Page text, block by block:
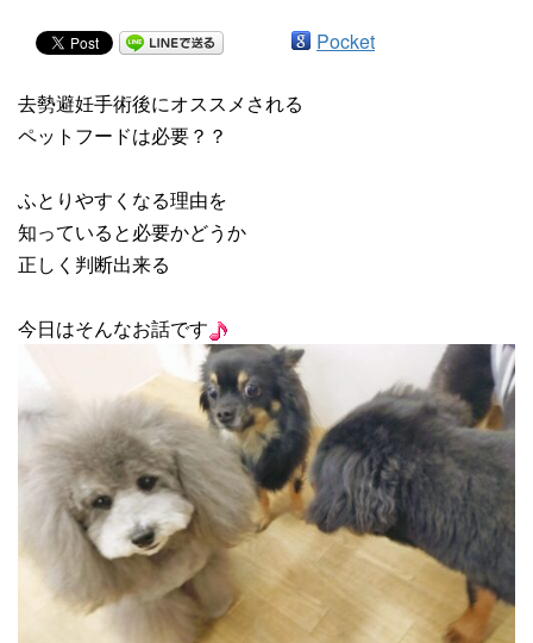
Pocket
去勢避妊手術後にオススメされる
ペットフードは必要？？
ふとりやすくなる理由を
知っていると必要かどうか
正しく判断出来る
今日はそんなお話です